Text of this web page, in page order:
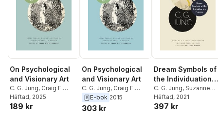
On Psychological
and Visionary Art
C. G. Jung, Craig E.
Stephenson
Häftad, 2025
189 kr
On Psychological
and Visionary Art
C. G. Jung, Craig E.
Stephenson
E-bok 2015
303 kr
Dream Symbols of
the Individuation
Process
C. G. Jung, Suzanne
Gieser
Häftad, 2021
397 kr